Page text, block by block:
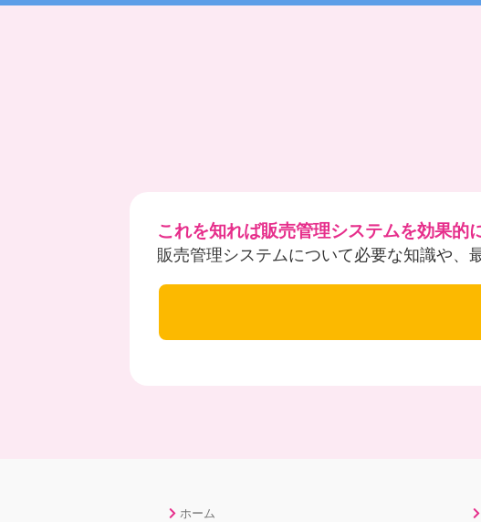
これを知れば販売管理システムを効果的
販売管理システムについて必要な知識や、
ホーム